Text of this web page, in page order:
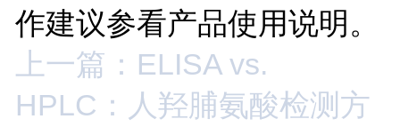
作建议参看产品使用说明。
上一篇：ELISA vs.
HPLC：人羟脯氨酸检测方